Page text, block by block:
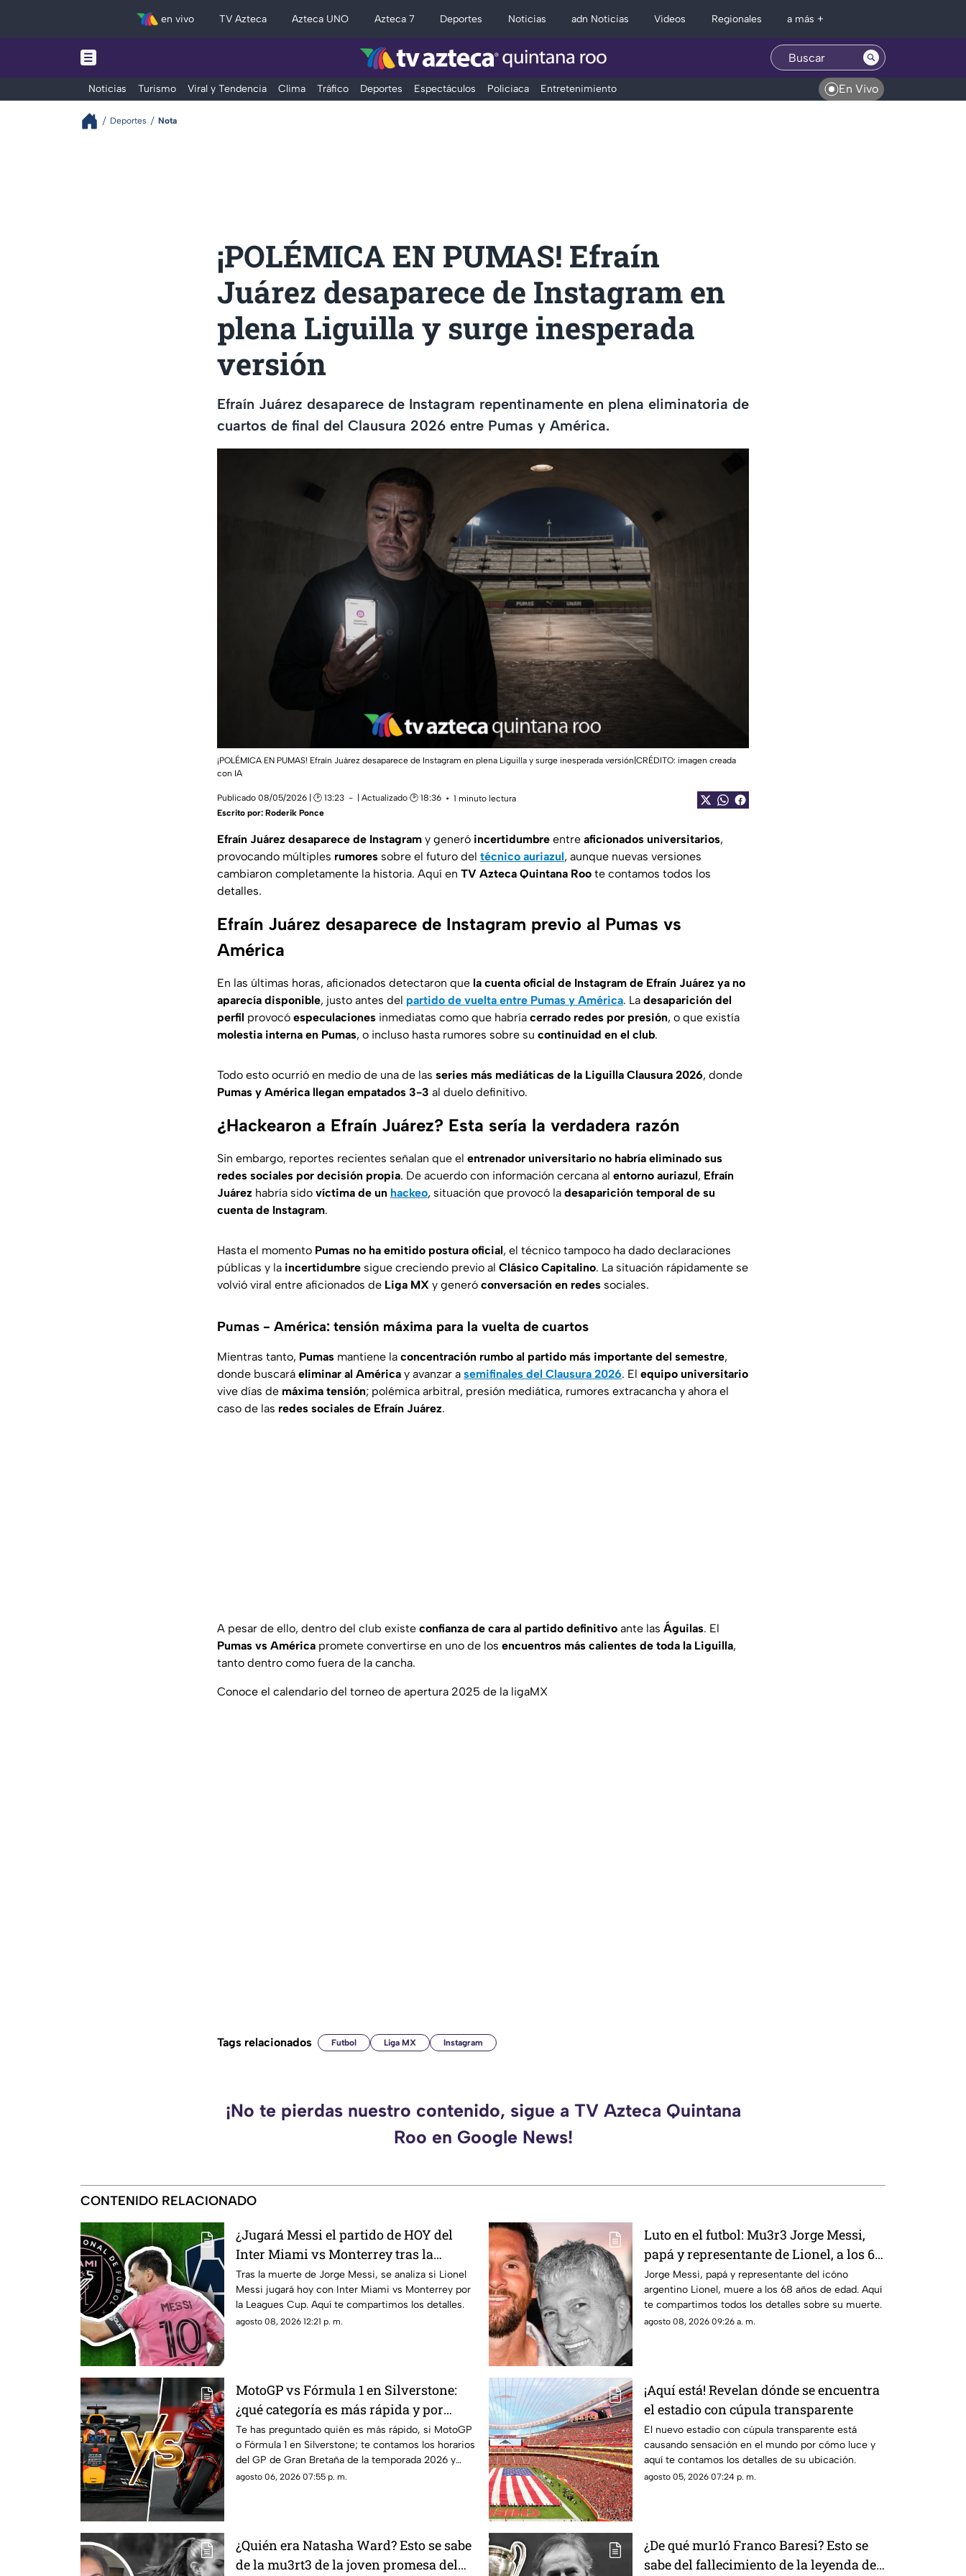
en vivo TV Azteca Azteca UNO Azteca 7 Deportes Noticias adn Noticias Videos Regionales a más +
Noticias Turismo Viral y Tendencia Clima Tráfico Deportes Espectáculos Policiaca Entretenimiento En Vivo
Deportes Nota
¡POLÉMICA EN PUMAS! Efraín
Juárez desaparece de Instagram en
plena Liguilla y surge inesperada
versión
Efraín Juárez desaparece de Instagram repentinamente en plena eliminatoria de
cuartos de final del Clausura 2026 entre Pumas y América.
¡POLÉMICA EN PUMAS! Efraín Juárez desaparece de Instagram en plena Liguilla y surge inesperada versión|CRÉDITO: imagen creada
con IA
Publicado 08/05/2026 | 🕑 13:23 | Actualizado 🕑 18:36
1 minuto lectura
Escrito por: Roderik Ponce
Efraín Juárez desaparece de Instagram y generó incertidumbre entre aficionados universitarios,
provocando múltiples rumores sobre el futuro del técnico auriazul, aunque nuevas versiones
cambiaron completamente la historia. Aquí en TV Azteca Quintana Roo te contamos todos los
detalles.
Efraín Juárez desaparece de Instagram previo al Pumas vs
América
En las últimas horas, aficionados detectaron que la cuenta oficial de Instagram de Efraín Juárez ya no
aparecía disponible, justo antes del partido de vuelta entre Pumas y América. La desaparición del
perfil provocó especulaciones inmediatas como que habría cerrado redes por presión, o que existía
molestia interna en Pumas, o incluso hasta rumores sobre su continuidad en el club.
Todo esto ocurrió en medio de una de las series más mediáticas de la Liguilla Clausura 2026, donde
Pumas y América llegan empatados 3-3 al duelo definitivo.
¿Hackearon a Efraín Juárez? Esta sería la verdadera razón
Sin embargo, reportes recientes señalan que el entrenador universitario no habría eliminado sus
redes sociales por decisión propia. De acuerdo con información cercana al entorno auriazul, Efraín
Juárez habría sido víctima de un hackeo, situación que provocó la desaparición temporal de su
cuenta de Instagram.
Hasta el momento Pumas no ha emitido postura oficial, el técnico tampoco ha dado declaraciones
públicas y la incertidumbre sigue creciendo previo al Clásico Capitalino. La situación rápidamente se
volvió viral entre aficionados de Liga MX y generó conversación en redes sociales.
Pumas - América: tensión máxima para la vuelta de cuartos
Mientras tanto, Pumas mantiene la concentración rumbo al partido más importante del semestre,
donde buscará eliminar al América y avanzar a semifinales del Clausura 2026. El equipo universitario
vive días de máxima tensión; polémica arbitral, presión mediática, rumores extracancha y ahora el
caso de las redes sociales de Efraín Juárez.
A pesar de ello, dentro del club existe confianza de cara al partido definitivo ante las Águilas. El
Pumas vs América promete convertirse en uno de los encuentros más calientes de toda la Liguilla,
tanto dentro como fuera de la cancha.
Conoce el calendario del torneo de apertura 2025 de la ligaMX
Tags relacionados Futbol Liga MX Instagram
¡No te pierdas nuestro contenido, sigue a TV Azteca Quintana
Roo en Google News!
CONTENIDO RELACIONADO
¿Jugará Messi el partido de HOY del
Inter Miami vs Monterrey tras la
muerte de su padre? Esto se sabe
Tras la muerte de Jorge Messi, se analiza si Lionel
Messi jugará hoy con Inter Miami vs Monterrey por
la Leagues Cup. Aquí te compartimos los detalles.
agosto 08, 2026 12:21 p. m.
Luto en el futbol: Mu3r3 Jorge Messi,
papá y representante de Lionel, a los 68
años de edad; esto se sabe
Jorge Messi, papá y representante del icóno
argentino Lionel, muere a los 68 años de edad. Aquí
te compartimos todos los detalles sobre su muerte.
agosto 08, 2026 09:26 a. m.
MotoGP vs Fórmula 1 en Silverstone:
¿qué categoría es más rápida y por
cuánto?
Te has preguntado quién es más rápido, si MotoGP
o Fórmula 1 en Silverstone; te contamos los horarios
del GP de Gran Bretaña de la temporada 2026 y
dónde verlo en vivo.
agosto 06, 2026 07:55 p. m.
¡Aquí está! Revelan dónde se encuentra
el estadio con cúpula transparente
El nuevo estadio con cúpula transparente está
causando sensación en el mundo por cómo luce y
aquí te contamos los detalles de su ubicación.
agosto 05, 2026 07:24 p. m.
¿Quién era Natasha Ward? Esto se sabe
de la mu3rt3 de la joven promesa del
¿De qué mur1ó Franco Baresi? Esto se
sabe del fallecimiento de la leyenda del